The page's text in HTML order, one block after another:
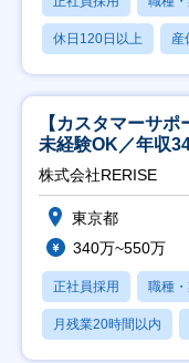
休日120日以上 産
【カスタマーサ
未経験OK／年収
株式会社RERISE
東京都
340万~550万
正社員採用 職種
月残業20時間以内